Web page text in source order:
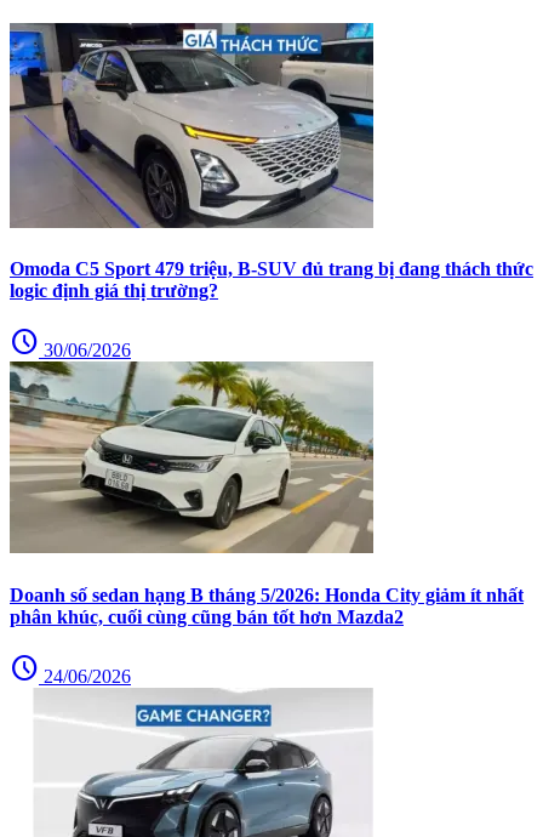
Omoda C5 Sport 479 triệu, B-SUV đủ trang bị đang thách thức
logic định giá thị trường?
schedule 30/06/2026
Doanh số sedan hạng B tháng 5/2026: Honda City giảm ít nhất
phân khúc, cuối cùng cũng bán tốt hơn Mazda2
schedule 24/06/2026